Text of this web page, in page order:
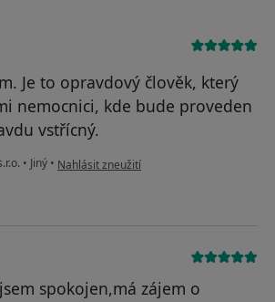
Je to opravdový člověk, který
nemocnici, kde bude proveden
vstřícný.
• Jiný • podle názoru uživatele Švehla Josef
Nahlásit zneužití
spokojen,má zájem o